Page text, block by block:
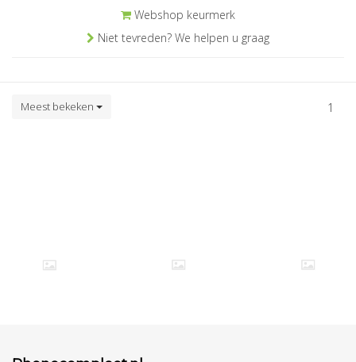
Webshop keurmerk
Niet tevreden? We helpen u graag
Meest bekeken 1